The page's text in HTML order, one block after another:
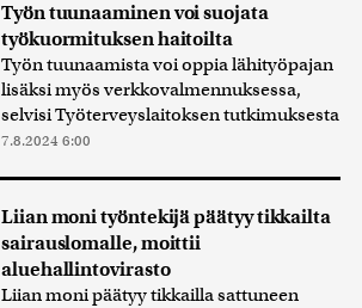
Työn tuunaaminen voi suojata
työkuormituksen haitoilta
Työn tuunaamista voi oppia lähityöpajan
lisäksi myös verkkovalmennuksessa,
selvisi Työterveyslaitoksen tutkimuksesta
7.8.2024 6:00
Liian moni työntekijä päätyy tikkailta
sairauslomalle, moittii
aluehallintovirasto
Liian moni päätyy tikkailla sattuneen